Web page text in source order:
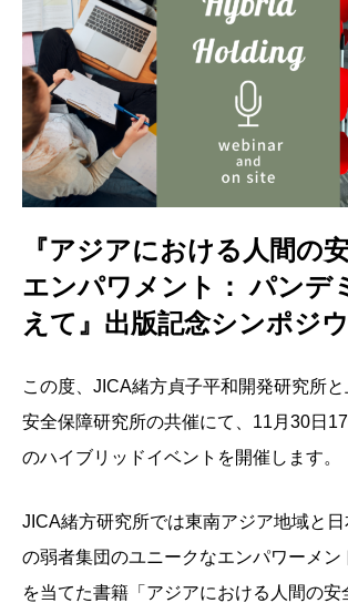
『アジアにおける人間の
エンパワメント： パンデ
えて』出版記念シンポジ
この度、JICA緒方貞子平和開発研究所
安全保障研究所の共催にて、11月30日
のハイブリッドイベントを開催します。
JICA緒方研究所では東南アジア地域と
の弱者集団のユニークなエンパワーメン
を当てた書籍「アジアにおける人間の安